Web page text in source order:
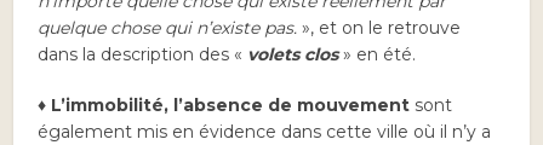
quelque chose qui n’existe pas.», et on le retrouve
dans la description des « volets clos» en été.
♦ L’immobilité, l’absence de mouvement sont
également mis en évidence dans cette ville où il n’y a